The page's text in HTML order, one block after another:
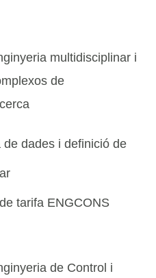
multidisciplinar i
de
dades i definició de
tarifa ENGCONS
de Control i